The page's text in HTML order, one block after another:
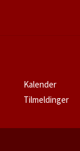
Kalender
Tilmeldinger